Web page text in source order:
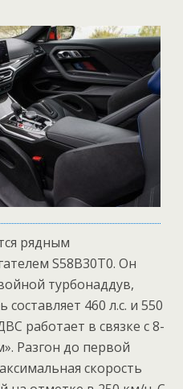
рядным
S58B30T0. Он
турбонаддув,
460 л.с. и 550
работает в связке с 8-
Разгон до первой
скорость